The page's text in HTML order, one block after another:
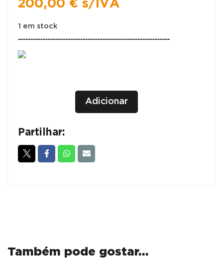
200,00 € s/IVA
1 em stock
-------------------------------------------------------------
BASTIDORES
REDE
Adicionar
Partilhar:
Também pode gostar…